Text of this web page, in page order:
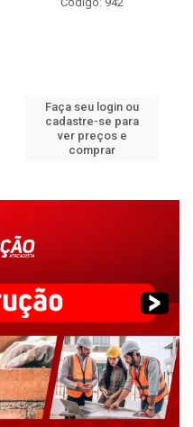
Faça seu login ou
cadastre-se para
ver preços e
comprar